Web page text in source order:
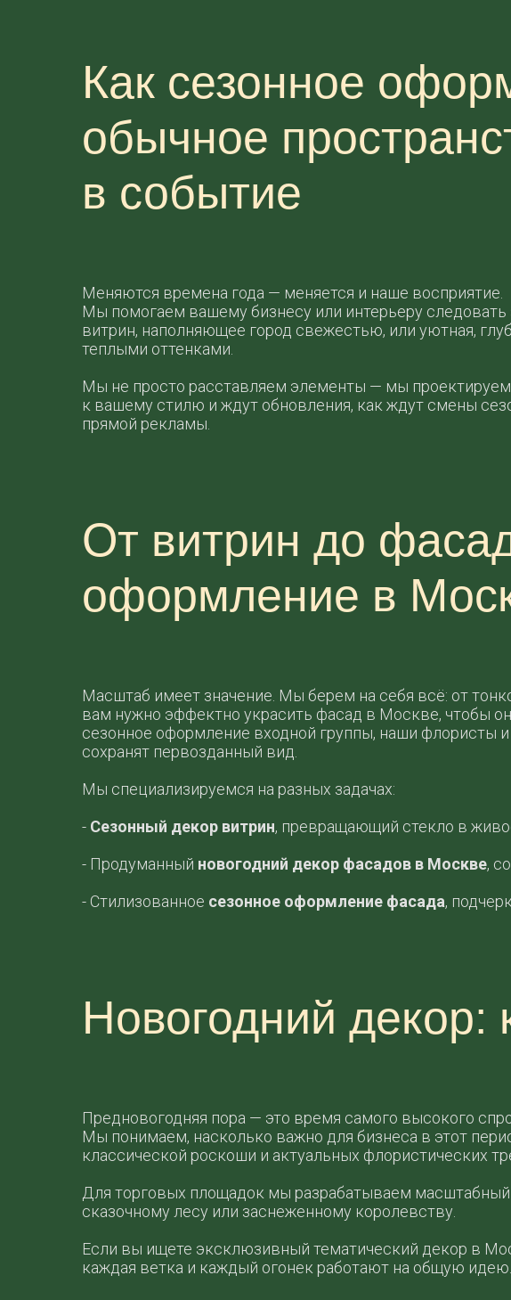
Как сезонное
обычное
в событие
Меняются времена года — меняется и наше восприятие.
Мы помогаем вашему бизнесу или интерьеру
витрин, наполняющее город свежестью, или уютная,
теплыми оттенками.
Мы не просто расставляем элементы — мы
к вашему стилю и ждут обновления, как ждут смены
прямой рекламы.
От витрин до
оформление в
Масштаб имеет значение. Мы берем на себя всё: от
вам нужно эффектно украсить фасад в Москве, чтобы
сезонное оформление входной группы, наши флористы
сохранят первозданный вид.
Мы специализируемся на разных задачах:
- Сезонный декор витрин, превращающий стекло в
- Продуманный новогодний декор фасадов в Москве,
- Стилизованное сезонное оформление фасада,
Новогодний декор:
Предновогодняя пора — это время самого высокого
Мы понимаем, насколько важно для бизнеса в этот
классической роскоши и актуальных флористических
Для торговых площадок мы разрабатываем
сказочному лесу или заснеженному королевству.
Если вы ищете эксклюзивный тематический декор в
каждая ветка и каждый огонек работают на общую идею.